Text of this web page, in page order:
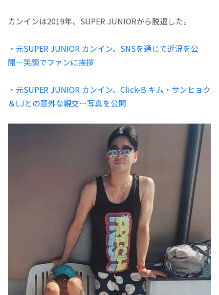
カンインは2019年、SUPER JUNIORから脱退した。
・元SUPER JUNIOR カンイン、SNSを通じて近況を公
開…笑顔でファンに挨拶
・元SUPER JUNIOR カンイン、Click-B キム・サンヒョク
＆LJとの意外な親交…写真を公開